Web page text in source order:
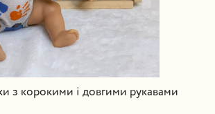
з корокими і довгими рукавами